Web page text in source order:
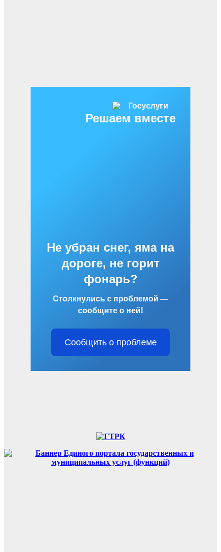
Решаем вместе
Не убран снег, яма на
дороге, не горит
фонарь?
Столкнулись с проблемой —
сообщите о ней!
Сообщить о проблеме